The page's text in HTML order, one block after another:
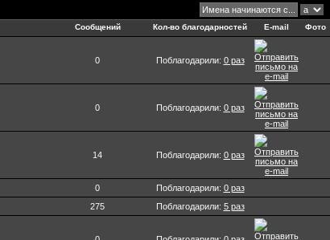
Сообщений Кол-во благодарностей E-mail Фото
0 Поблагодарили: 0 раз
0 Поблагодарили: 0 раз
14 Поблагодарили: 0 раз
0 Поблагодарили: 0 раз
275 Поблагодарили: 5 раз